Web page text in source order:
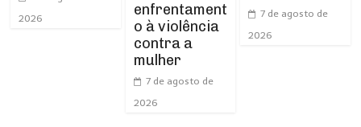
2026
enfrentament
o à violência
contra a
mulher
7 de agosto de
2026
7 de agosto de
2026